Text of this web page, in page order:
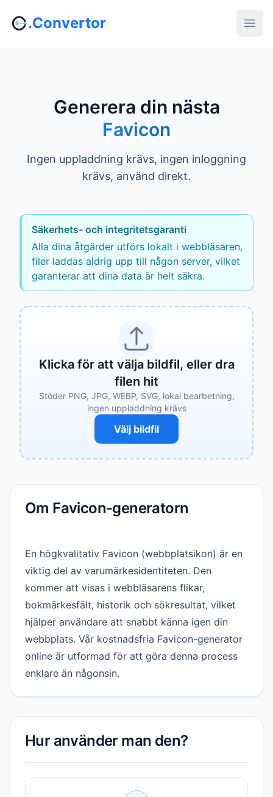
.Convertor
Generera din nästa
Favicon
Ingen uppladdning krävs, ingen inloggning
krävs, använd direkt.
Säkerhets- och integritetsgaranti
Alla dina åtgärder utförs lokalt i webbläsaren,
filer laddas aldrig upp till någon server, vilket
garanterar att dina data är helt säkra.
Klicka för att välja bildfil, eller dra
filen hit
Stöder PNG, JPG, WEBP, SVG, lokal bearbetning,
ingen uppladdning krävs
Välj bildfil
Om Favicon-generatorn
En högkvalitativ Favicon (webbplatsikon) är en
viktig del av varumärkesidentiteten. Den
kommer att visas i webbläsarens flikar,
bokmärkesfält, historik och sökresultat, vilket
hjälper användare att snabbt känna igen din
webbplats. Vår kostnadsfria Favicon-generator
online är utformad för att göra denna process
enklare än någonsin.
Hur använder man den?